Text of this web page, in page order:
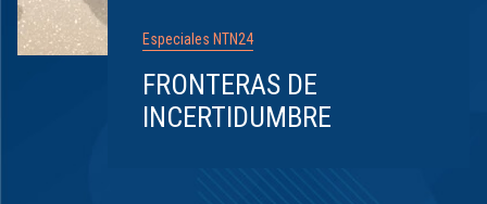
Especiales NTN24
FRONTERAS DE
INCERTIDUMBRE